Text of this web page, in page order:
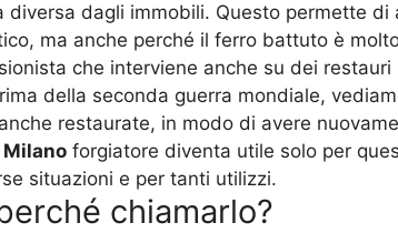
dagli immobili. Questo permette di
ma anche perché il ferro battuto è
che interviene anche su dei
della seconda guerra mondiale,
restaurate, in modo di avere
Milano forgiatore diventa utile solo per
situazioni e per tanti utilizzi.
chiamarlo?